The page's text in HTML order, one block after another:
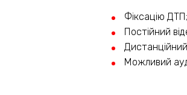
Фіксацію ДТП;
Постійний
Можливий